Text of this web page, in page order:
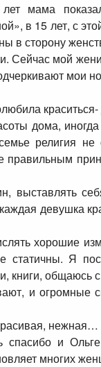
мама
в 15 лет, с
в сторону
Сейчас мой
мои
дома,
религия
правильным
выставлять
девушка
хорошие
статичны. Я
книги, общаюсь
и огромные
спасибо и
многих